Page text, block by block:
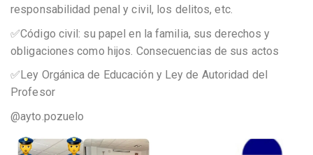
responsabilidad penal y civil, los delitos, etc.
✅Código civil: su papel en la familia, sus derechos y
obligaciones como hijos. Consecuencias de sus actos
✅Ley Orgánica de Educación y Ley de Autoridad del
Profesor
@ayto.pozuelo